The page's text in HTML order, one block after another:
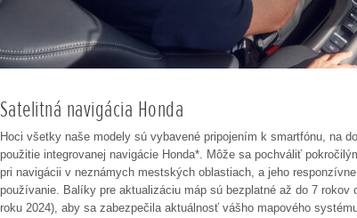
Satelitná navigácia Honda
Hoci všetky naše modely sú vybavené pripojením k smartfónu, na
použitie integrovanej navigácie Honda*. Môže sa pochváliť
pri navigácii v neznámych mestských oblastiach, a jeho
používanie. Balíky pre aktualizáciu máp sú bezplatné až do 7 rokov
roku 2024), aby sa zabezpečila aktuálnosť vášho mapového